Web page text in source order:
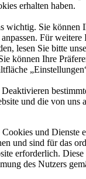
erhalten haben.
wichtig. Sie können
Für weitere
lesen Sie bitte
können Ihre
Deaktivieren
und die von uns
Cookies und Dienste
und sind für das
erforderlich.
des Nutzers